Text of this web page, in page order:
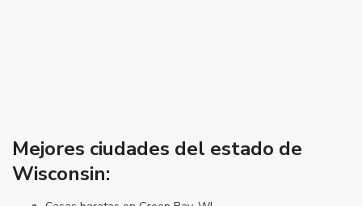
Mejores ciudades del estado de
Wisconsin: